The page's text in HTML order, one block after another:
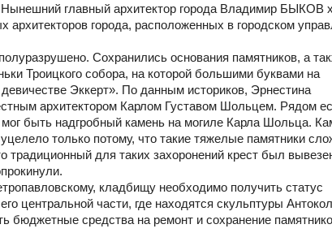
главный архитектор города Владимир БЫКОВ
города, расположенных в городском
Сохранились основания памятников, а
Троицкого собора, на которой большими буквами на
Эккерт». По данным историков, Эрнестина
архитектором Карлом Густавом Шольцем. Рядом
быть надгробный камень на могиле Карла Шольца.
только потому, что такие тяжелые памятники
традиционный для таких захоронений крест был
кладбищу необходимо получить статус
центральной части, где находятся скульптуры
бюджетные средства на ремонт и сохранение